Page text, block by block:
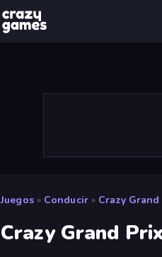
Juegos » Conducir » Crazy
Crazy Grand Prix